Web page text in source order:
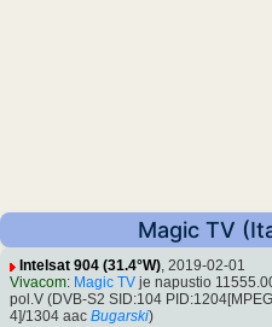
Magic TV
Intelsat 904 (31.4°W), 2019-02-01
Vivacom: Magic TV je napustio
pol.V (DVB-S2 SID:104
4]/1304 aac Bugarski)